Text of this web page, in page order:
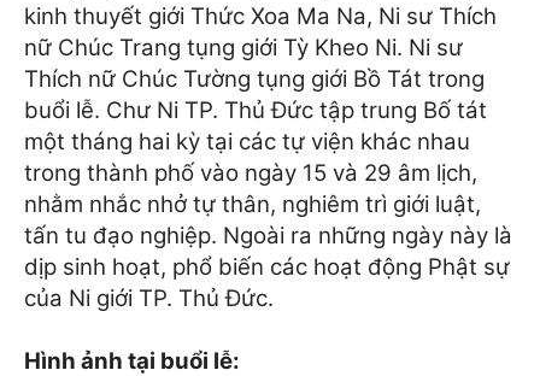
kinh thuyết giới Thức Xoa Ma Na, Ni sư Thích
nữ Chúc Trang tụng giới Tỳ Kheo Ni. Ni sư
Thích nữ Chúc Tường tụng giới Bồ Tát trong
buổi lễ. Chư Ni TP. Thủ Đức tập trung Bố tát
một tháng hai kỳ tại các tự viện khác nhau
trong thành phố vào ngày 15 và 29 âm lịch,
nhằm nhắc nhở tự thân, nghiêm trì giới luật,
tấn tu đạo nghiệp. Ngoài ra những ngày này là
dịp sinh hoạt, phổ biến các hoạt động Phật sự
của Ni giới TP. Thủ Đức.
Hình ảnh tại buổi lễ: